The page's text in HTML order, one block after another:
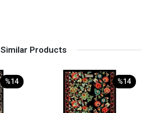
Similar Products
%14 %14